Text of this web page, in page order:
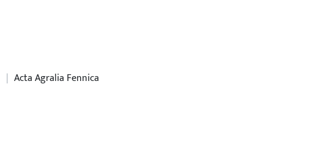
| Acta Agralia Fennica